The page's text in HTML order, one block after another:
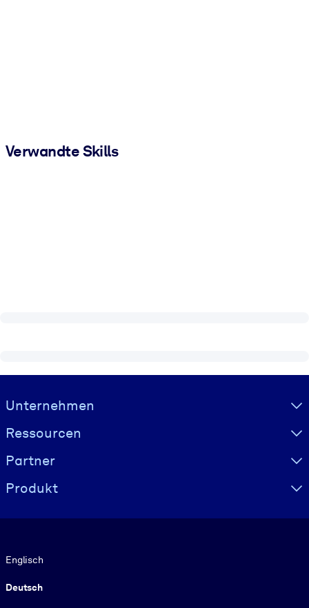
Verwandte Skills
Visually hidden Text
Unternehmen
Ressourcen
Partner
Produkt
Englisch
Deutsch